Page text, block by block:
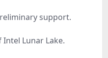
support.
Lunar Lake.